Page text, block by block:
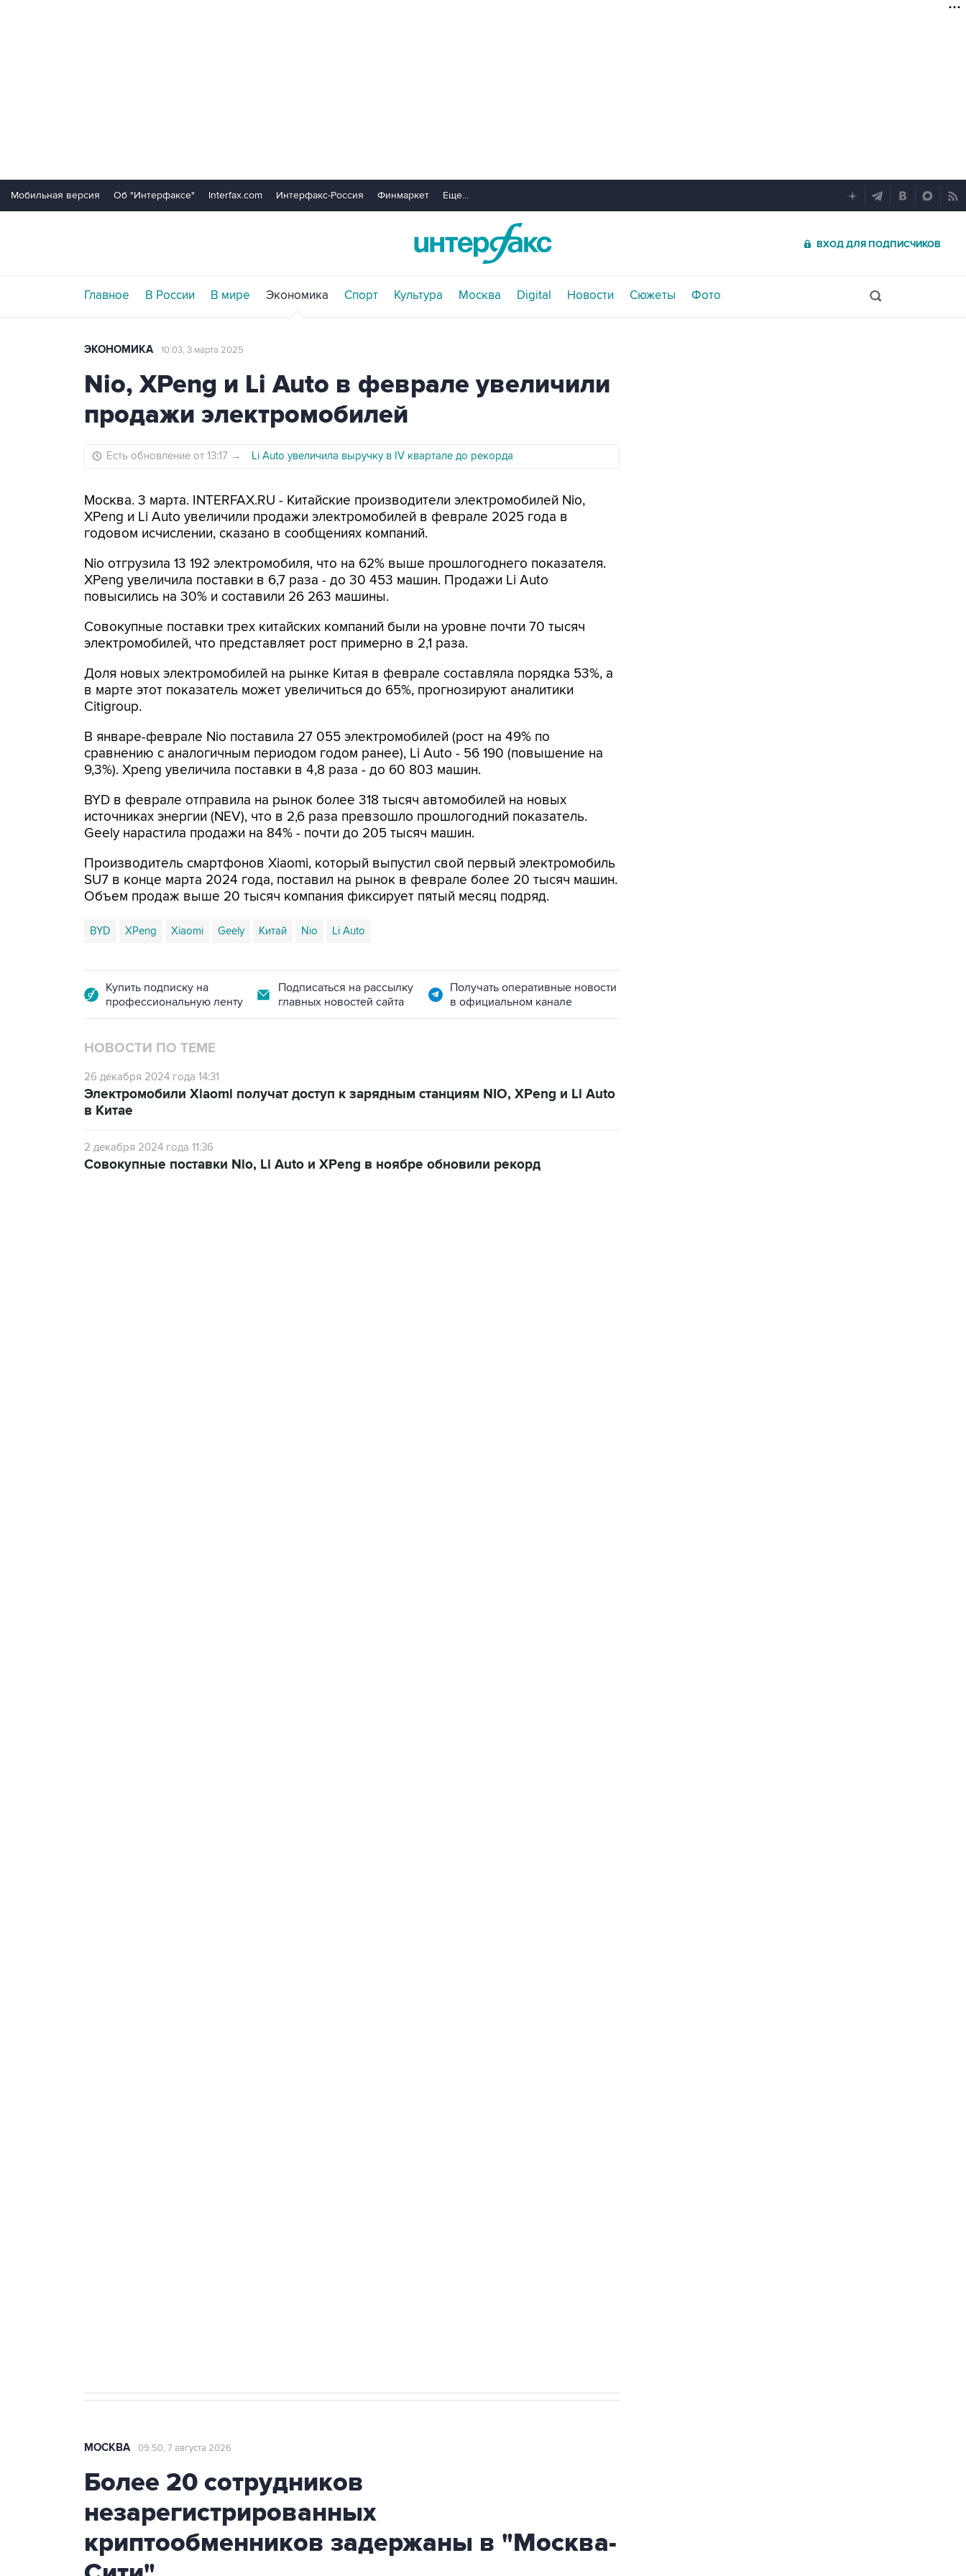
Мобильная версия Об "Интерфаксе" Interfax.com Интерфакс-Россия Финмаркет Еще...
ВХОД ДЛЯ ПОДПИСЧИКОВ
Главное В России В мире Экономика Спорт Культура Москва Digital Новости Сюжеты Фото
ЭКОНОМИКА 10:03, 3 марта 2025
Nio, XPeng и Li Auto в феврале увеличили
продажи электромобилей
Есть обновление от 13:17 → Li Auto увеличила выручку в IV квартале до рекорда
Москва. 3 марта. INTERFAX.RU - Китайские производители электромобилей Nio,
XPeng и Li Auto увеличили продажи электромобилей в феврале 2025 года в
годовом исчислении, сказано в сообщениях компаний.
Nio отгрузила 13 192 электромобиля, что на 62% выше прошлогоднего показателя.
XPeng увеличила поставки в 6,7 раза - до 30 453 машин. Продажи Li Auto
повысились на 30% и составили 26 263 машины.
Совокупные поставки трех китайских компаний были на уровне почти 70 тысяч
электромобилей, что представляет рост примерно в 2,1 раза.
Доля новых электромобилей на рынке Китая в феврале составляла порядка 53%, а
в марте этот показатель может увеличиться до 65%, прогнозируют аналитики
Citigroup.
В январе-феврале Nio поставила 27 055 электромобилей (рост на 49% по
сравнению с аналогичным периодом годом ранее), Li Auto - 56 190 (повышение на
9,3%). Xpeng увеличила поставки в 4,8 раза - до 60 803 машин.
BYD в феврале отправила на рынок более 318 тысяч автомобилей на новых
источниках энергии (NEV), что в 2,6 раза превзошло прошлогодний показатель.
Geely нарастила продажи на 84% - почти до 205 тысяч машин.
Производитель смартфонов Xiaomi, который выпустил свой первый электромобиль
SU7 в конце марта 2024 года, поставил на рынок в феврале более 20 тысяч машин.
Объем продаж выше 20 тысяч компания фиксирует пятый месяц подряд.
BYD XPeng Xiaomi Geely Китай Nio Li Auto
Купить подписку на
профессиональную ленту
Подписаться на рассылку
главных новостей сайта
Получать оперативные новости
в официальном канале
НОВОСТИ ПО ТЕМЕ
26 декабря 2024 года 14:31
Электромобили Xiaomi получат доступ к зарядным станциям NIO, XPeng и Li Auto
в Китае
2 декабря 2024 года 11:36
Совокупные поставки Nio, Li Auto и XPeng в ноябре обновили рекорд
МОСКВА 09:50, 7 августа 2026
Более 20 сотрудников
незарегистрированных
криптообменников задержаны в "Москва-